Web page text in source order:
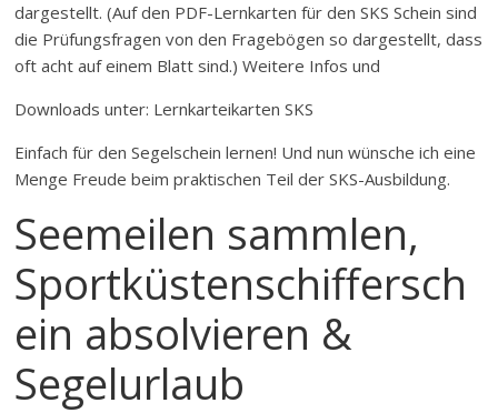
dargestellt. (Auf den PDF-Lernkarten für den SKS Schein sind
die Prüfungsfragen von den Fragebögen so dargestellt, dass
oft acht auf einem Blatt sind.) Weitere Infos und
Downloads unter: Lernkarteikarten SKS
Einfach für den Segelschein lernen! Und nun wünsche ich eine
Menge Freude beim praktischen Teil der SKS-Ausbildung.
Seemeilen sammlen,
Sportküstenschiffersch
ein absolvieren &
Segelurlaub